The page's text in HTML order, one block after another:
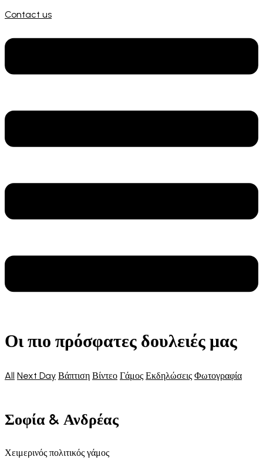
Contact us
Οι πιο πρόσφατες δουλειές μας
All Next Day Βάπτιση Βίντεο Γάμος Εκδηλώσεις Φωτογραφία
Σοφία & Ανδρέας
Χειμερινός πολιτικός γάμος